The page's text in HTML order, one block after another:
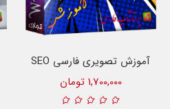
آموزش تصویری فارسی SEO
1,700,000 تومان